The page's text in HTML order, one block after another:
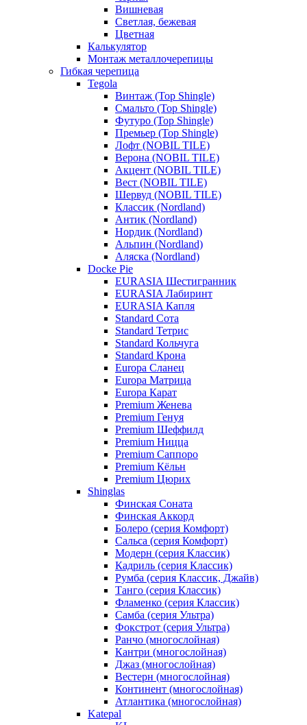
Вишневая
Светлая, бежевая
Цветная
Калькулятор
Монтаж металлочерепицы
Гибкая черепица
Tegola
Винтаж (Top Shingle)
Смальто (Top Shingle)
Футуро (Top Shingle)
Премьер (Top Shingle)
Лофт (NOBIL TILE)
Верона (NOBIL TILE)
Акцент (NOBIL TILE)
Вест (NOBIL TILE)
Шервуд (NOBIL TILE)
Классик (Nordland)
Антик (Nordland)
Нордик (Nordland)
Альпин (Nordland)
Аляска (Nordland)
Docke Pie
EURASIA Шестигранник
EURASIA Лабиринт
EURASIA Капля
Standard Сота
Standard Тетрис
Standard Кольчуга
Standard Крона
Europa Сланец
Europa Матрица
Europa Карат
Premium Женева
Premium Генуя
Premium Шеффилд
Premium Ницца
Premium Саппоро
Premium Кёльн
Premium Цюрих
Shinglas
Финская Соната
Финская Аккорд
Болеро (серия Комфорт)
Сальса (серия Комфорт)
Модерн (серия Классик)
Кадриль (серия Классик)
Румба (серия Классик, Джайв)
Танго (серия Классик)
Фламенко (серия Классик)
Самба (серия Ультра)
Фокстрот (серия Ультра)
Ранчо (многослойная)
Кантри (многослойная)
Джаз (многослойная)
Вестерн (многослойная)
Континент (многослойная)
Атлантика (многослойная)
Katepal